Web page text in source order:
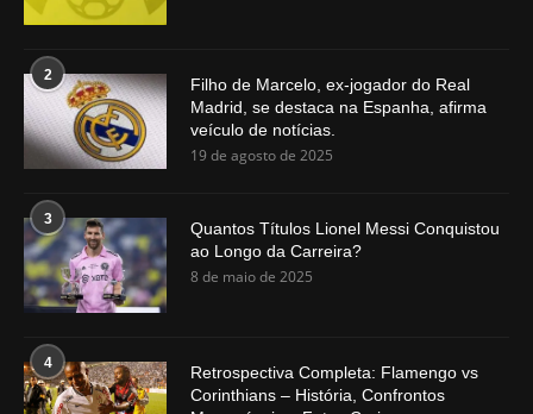
2
Filho de Marcelo, ex-jogador do Real
Madrid, se destaca na Espanha, afirma
veículo de notícias.
19 de agosto de 2025
3
Quantos Títulos Lionel Messi Conquistou
ao Longo da Carreira?
8 de maio de 2025
4
Retrospectiva Completa: Flamengo vs
Corinthians – História, Confrontos